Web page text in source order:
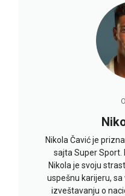
Nikola Čavić je
sajta Super Sport.
Nikola je svoju
uspešnu karijeru,
izveštavanju o